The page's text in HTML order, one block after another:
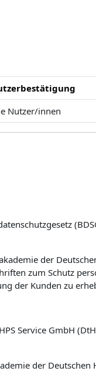
Nutzer/innen
der
zum Schutz
der Kunden zu
Service GmbH
der Deutschen